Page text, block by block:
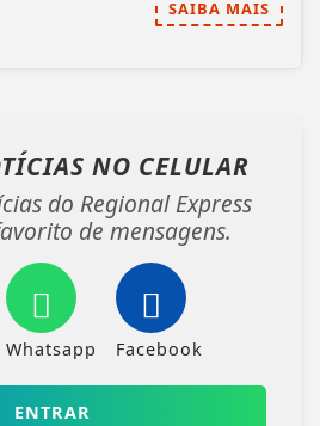
SAIBA MAIS
NO CELULAR
do Regional Express
de mensagens.
Whatsapp Facebook
ENTRAR